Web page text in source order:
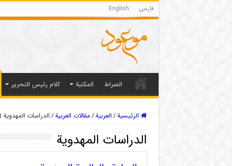
فارسی English
الصراط المکتبة كلام رئيس التحرير
الرئيسية/العربیة/مقالات العربیة/الدراسات
الدراسات المهدویة